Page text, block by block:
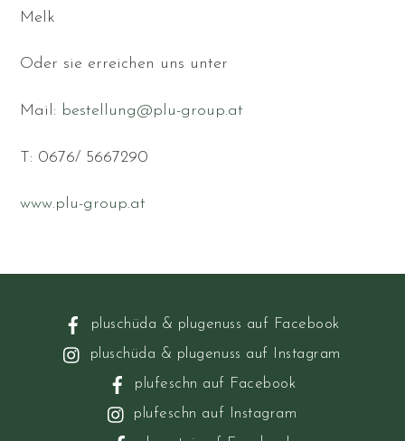
Melk
Oder sie erreichen uns unter
Mail: bestellung@plu-group.at
T: 0676/ 5667290
www.plu-group.at
pluschüda & plugenuss auf Facebook
pluschüda & plugenuss auf Instagram
plufeschn auf Facebook
plufeschn auf Instagram